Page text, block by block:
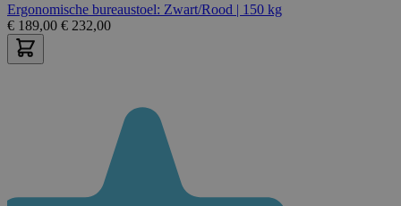
Ergonomische bureaustoel: Zwart/Rood | 150 kg
€ 189,00 € 232,00